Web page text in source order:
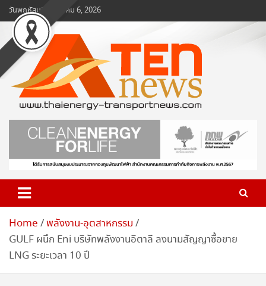
Skip
to
content
วันพฤหัสบดี, สิงหาคม 6, 2026
www.ten-news.com
ข่าวพลังงานและคมนาคม
Home พลังงาน-อุตสาหกรรม
GULF ผนึก Eni บริษัทพลังงานอิตาลี ลงนามสัญญาซื้อขาย
LNG ระยะเวลา 10 ปี